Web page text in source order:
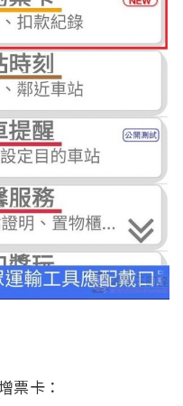
票卡：